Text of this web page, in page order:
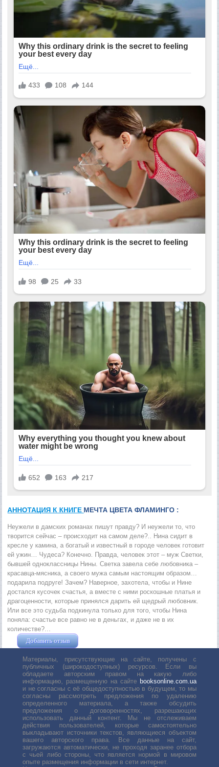
АННОТАЦИЯ К КНИГЕ МЕЧТА ЦВЕТА ФЛАМИНГО :
Неужели в дамских романах пишут правду? И неужели то, что
творится сейчас – происходит на самом деле?.. Нина сидит в
кресле у камина, а богатый и известный в городе человек готовит
ей ужин… Чудеса? Конечно. Правда, человек этот – муж Светки,
бывшей одноклассницы Нины. Светка завела себе любовника –
красавца-мясника, а своего мужа самым настоящим образом…
подарила подруге! Зачем? Наверное, захотела, чтобы и Нине
достался кусочек счастья, а вместе с ними роскошные платья и
драгоценности, которые принялся дарить ей щедрый любовник.
Или все это судьба подкинула только для того, чтобы Нина
поняла: счастье все равно не в деньгах, и даже не в их
количестве?…
Добавить отзыв
Материалы, присутствующие на сайте, получены с
публичных (широкодоступных) ресурсов. Если вы
обладаете авторским правом на какую либо
информацию, размещенную на сайте booksonline.com.ua
и не согласны с её общедоступностью в будущем, то мы
согласны рассмотреть предложения по удалению
определенного материала, а также обсудить
предложения о договоренностях, разрешающих
использовать данный контент. Мы не отслеживаем
действия пользователей, которые самостоятельно
выкладывают источники текстов, являющиеся объектом
вашего авторского права. Все данные на сайт,
загружаются автоматически, не проходя заранее отбора
с чьей либо стороны, что является нормой в мировом
опыте размещения информации в сети интернет.